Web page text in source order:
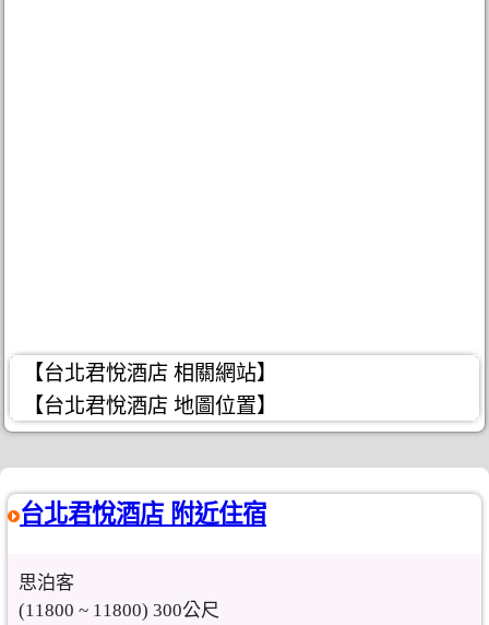
【台北君悅酒店 相關網站】
【台北君悅酒店 地圖位置】
台北君悅酒店 附近住宿
思泊客
(11800 ~ 11800) 300公尺